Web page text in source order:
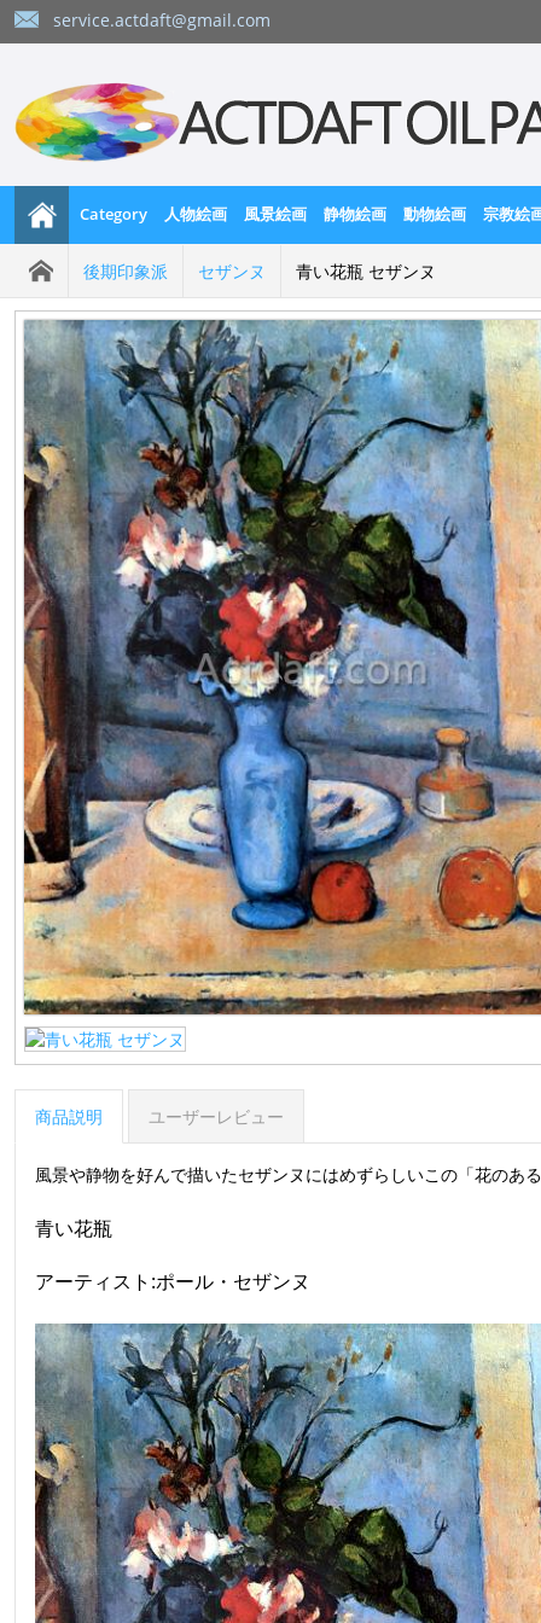
service.actdaft@gmail.com
Category 人物絵画 風景絵画 静物絵画 動物絵画 宗教絵
後期印象派 セザンヌ 青い花瓶 セザンヌ
商品説明 ユーザーレビュー
風景や静物を好んで描いたセザンヌにはめずらしいこの「花のあ
青い花瓶
アーティスト:ポール・セザンヌ